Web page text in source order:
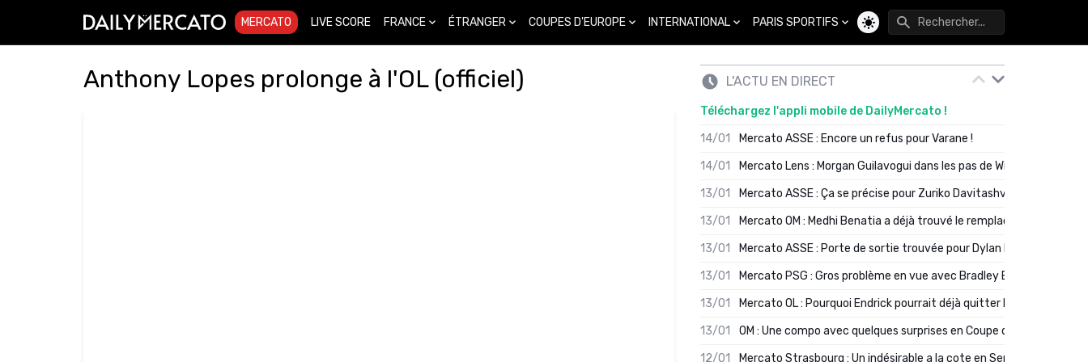
MERCATO LIVE SCORE FRANCE ÉTRANGER COUPES D'EUROPE INTERNATIONAL PARIS SPORTIFS
Changer de thème
Anthony Lopes prolonge à l'OL (officiel) L'ACTU EN DIRECT
Téléchargez l'appli mobile de DailyMercato !
14/01
Mercato ASSE : Encore un refus pour Varane !
14/01
Mercato Lens : Morgan Guilavogui dans les pas de Will Still ?
13/01
Mercato ASSE : Ça se précise pour Zuriko Davitashvili
13/01
Mercato OM : Medhi Benatia a déjà trouvé le remplaçant de Robinio
13/01
Mercato ASSE : Porte de sortie trouvée pour Dylan Batubinsika
13/01
Mercato PSG : Gros problème en vue avec Bradley Barcola ?
13/01
Mercato OL : Pourquoi Endrick pourrait déjà quitter Lyon en janvier
13/01
OM : Une compo avec quelques surprises en Coupe de France
12/01
Mercato Strasbourg : Un indésirable a la cote en Serie A